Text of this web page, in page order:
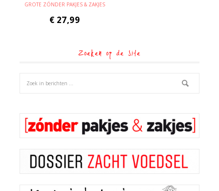
GROTE ZÓNDER PAKJES & ZAKJES
€ 27,99
Zoeken op de site